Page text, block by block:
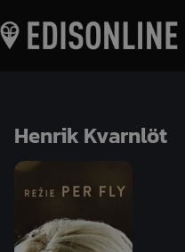
Henrik Kvarnlöt